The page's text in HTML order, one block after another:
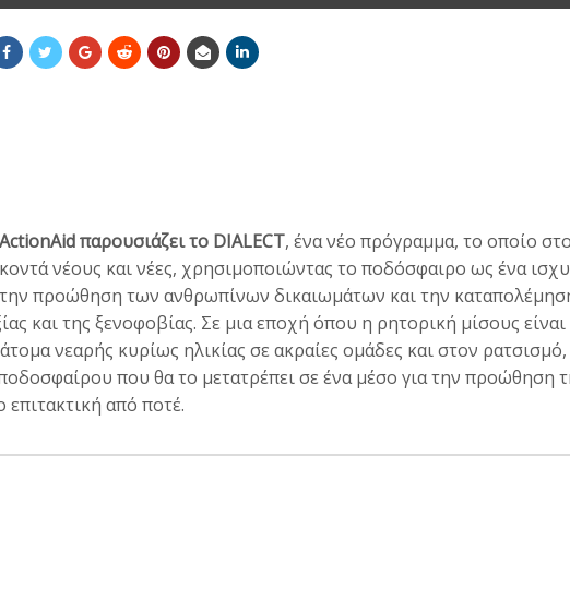
ActionAid παρουσιάζει το DIALECT, ένα νέο πρόγραμμα, το οποίο
κοντά νέους και νέες, χρησιμοποιώντας το ποδόσφαιρο ως ένα
την προώθηση των ανθρωπίνων δικαιωμάτων και την
και της ξενοφοβίας. Σε μια εποχή όπου η ρητορική μίσους είναι
νεαρής κυρίως ηλικίας σε ακραίες ομάδες και στον
που θα το μετατρέπει σε ένα μέσο για την προώθηση
επιτακτική από ποτέ.